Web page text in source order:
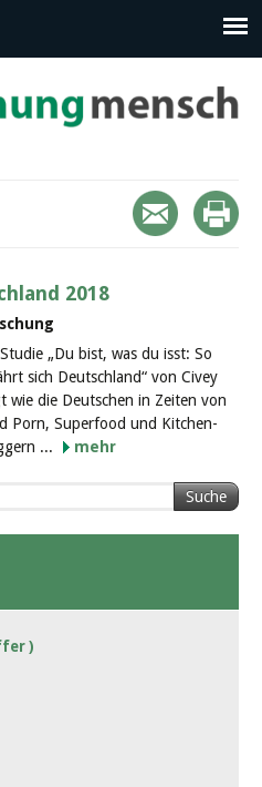
2018
„Du bist, was du isst: So
sich Deutschland“ von Civey
wie die Deutschen in Zeiten von
Porn, Superfood und Kitchen-
...
mehr
Suche
)